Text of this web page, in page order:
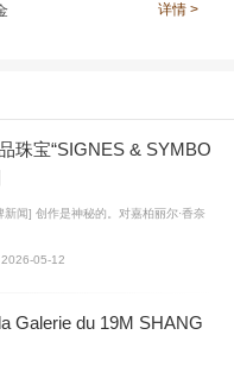
详情 >
珠宝“SIGNES & SYMBO
新闻] 创作是神秘的。对嘉柏丽尔·香奈
2026-05-12
Galerie du 19M SHANG